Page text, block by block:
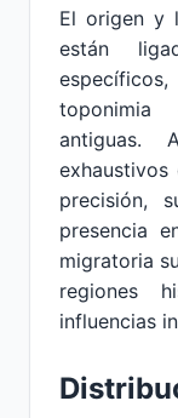
El origen y
están
antiguas.
precisión,
presencia
migratoria
regiones
influencias